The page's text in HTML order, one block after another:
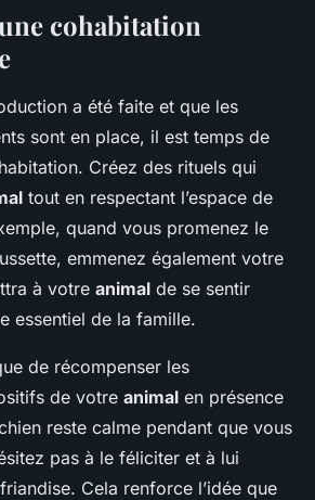
cohabitation
a été faite et que les
sont en place, il est temps de
Créez des rituels qui
tout en respectant l’espace de
quand vous promenez le
emmenez également votre
à votre animal de se sentir
essentiel de la famille.
de récompenser les
de votre animal en présence
reste calme pendant que vous
pas à le féliciter et à lui
Cela renforce l’idée que